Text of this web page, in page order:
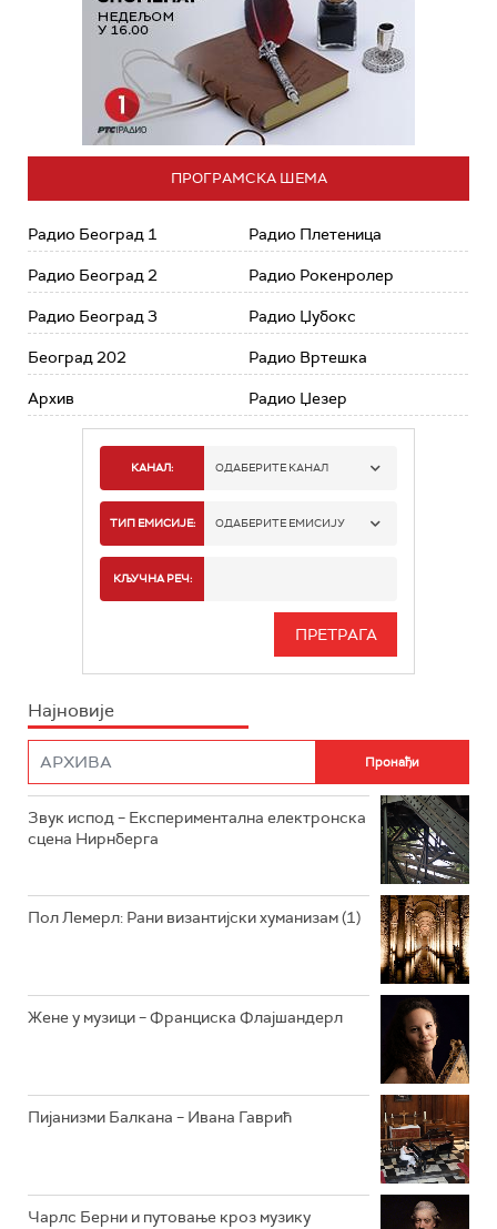
ПРОГРАМСКА ШЕМА
Радио Београд 1
Радио Београд 2
Радио Београд 3
Београд 202
Архив
Радио Плетеница
Радио Рокенролер
Радио Џубокс
Радио Вртешка
Радио Џезер
КАНАЛ: ОДАБЕРИТЕ КАНАЛ
РАДИО БЕОГРАД 1
РАДИО БЕОГРАД 3
РАДИО РОКЕНРОЛЕР
РАДИО ЏЕЗЕР
ТИП ЕМИСИЈЕ: ОДАБЕРИТЕ ЕМИСИЈУ
ИНФО
КЉУЧНА РЕЧ:
Најновије
Звук испод – Експериментална електронска
сцена Нирнберга
Пол Лемерл: Рани византијски хуманизам (1)
Жене у музици – Франциска Флајшандерл
Пијанизми Балкана – Ивана Гаврић
Чарлс Берни и путовање кроз музику